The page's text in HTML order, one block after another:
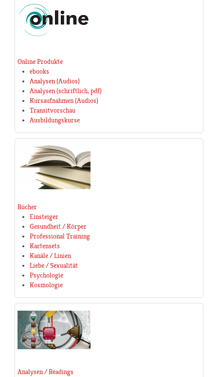
Online Produkte
ebooks
Analysen (Audios)
Analysen (schriftlich, pdf)
Kursaufnahmen (Audios)
Transitvorschau
Ausbildungskurse
Bücher
Einsteiger
Gesundheit / Körper
Professional Training
Kartensets
Kanäle / Linien
Liebe / Sexualität
Psychologie
Kosmologie
Analysen / Readings